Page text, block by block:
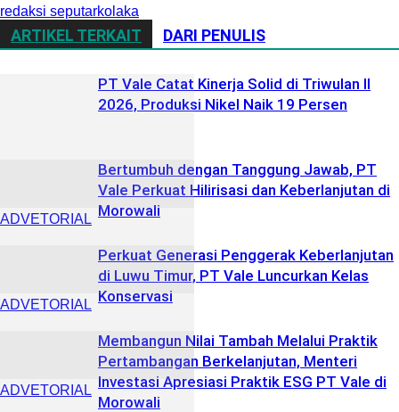
redaksi seputarkolaka
ARTIKEL TERKAIT DARI PENULIS
ADVETORIAL
PT Vale Catat Kinerja Solid di Triwulan II
2026, Produksi Nikel Naik 19 Persen
ADVETORIAL
Bertumbuh dengan Tanggung Jawab, PT
Vale Perkuat Hilirisasi dan Keberlanjutan di
Morowali
ADVETORIAL
Perkuat Generasi Penggerak Keberlanjutan
di Luwu Timur, PT Vale Luncurkan Kelas
Konservasi
Membangun Nilai Tambah Melalui Praktik
Pertambangan Berkelanjutan, Menteri
Investasi Apresiasi Praktik ESG PT Vale di
Morowali